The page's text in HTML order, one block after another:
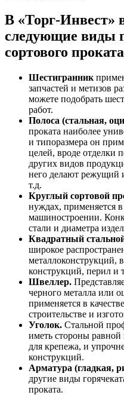
В «Торг-Инвест»
следующие виды
сортового
Шестигранник
запчастей и метизов
можете подобрать
работ.
Полоса (стальная,
проката наиболее
и типоразмера он
целей, вроде отделки
других видов
него делают режущий
т.д.
Круглый сортовой
нуждах, применяется
машиностроении.
стали и диаметра
Квадратный
широкое
металлоконструкций,
конструкций, перил и
Швеллер.
черного металла или
применяется в
строительстве и
Уголок. Стальной
иметь стороны
для крепежа, и
конструкций.
Арматура (гладкая,
другие виды
проката.